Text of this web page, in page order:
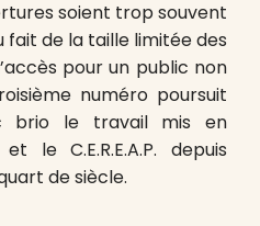
soient trop souvent
fait de la taille limitée des
pour un public non
numéro poursuit
brio le travail mis en
C.E.R.E.A.P. depuis
de siècle.